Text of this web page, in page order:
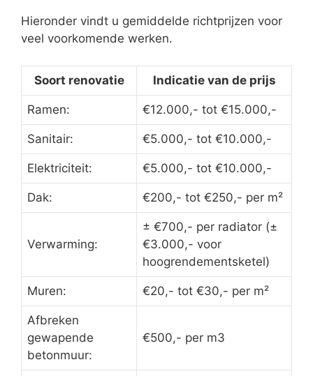
Hieronder vindt u gemiddelde richtprijzen voor
veel voorkomende werken.
Soort renovatie Indicatie van de prijs
Ramen: €12.000,- tot €15.000,-
Sanitair: €5.000,- tot €10.000,-
Elektriciteit: €5.000,- tot €10.000,-
Dak: €200,- tot €250,- per m²
Verwarming:
± €700,- per radiator (±
€3.000,- voor
hoogrendementsketel)
Muren: €20,- tot €30,- per m²
Afbreken
gewapende
betonmuur:
€500,- per m3